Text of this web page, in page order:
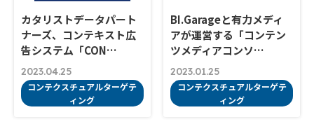
カタリストデータパート
ナーズ、コンテキスト広
告システム「CON…
2023.04.25
コンテクスチュアルターゲテ
ィング
BI.Garageと有力メディ
アが運営する「コンテン
ツメディアコンソ…
2023.01.25
コンテクスチュアルターゲテ
ィング